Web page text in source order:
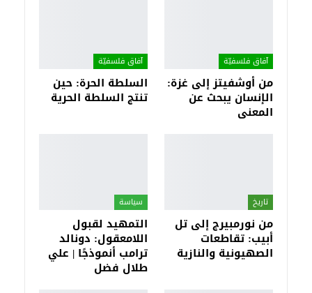
آفاق فلسفيّة‎
من أوشفيتز إلى غزة:
الإنسان يبحث عن
المعنى
آفاق فلسفيّة‎
السلطة الحرة: حين
تنتج السلطة الحرية
تاريخ
من نورمبيرج إلى تل
أبيب: تقاطعات
الصهيونية والنازية
سياسة
التمهيد لقبول
اللامعقول: دونالد
ترامب أنموذجًا | علي
طلال فضل